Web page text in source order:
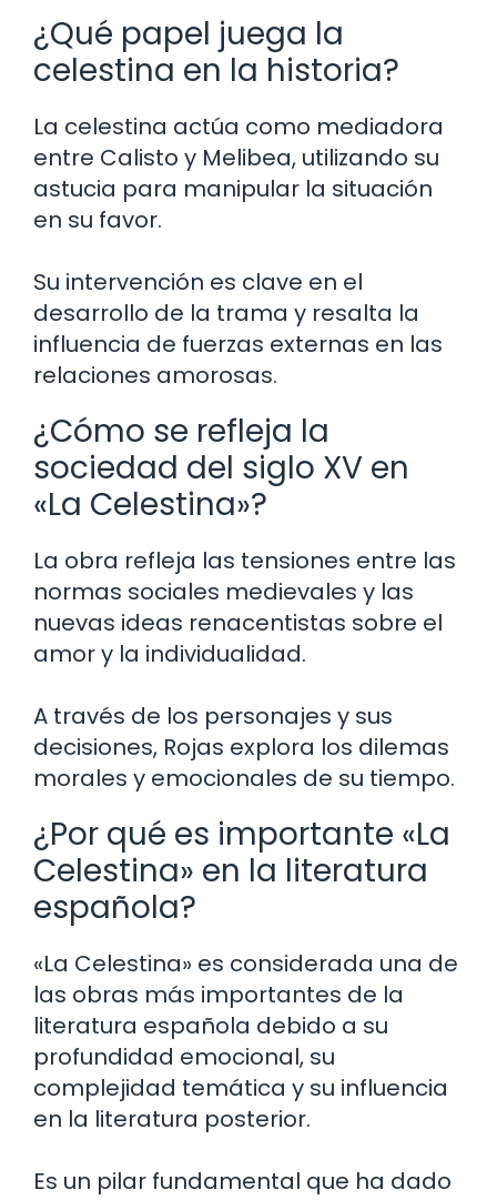
¿Qué papel juega la
celestina en la historia?
La celestina actúa como mediadora
entre Calisto y Melibea, utilizando su
astucia para manipular la situación
en su favor.
Su intervención es clave en el
desarrollo de la trama y resalta la
influencia de fuerzas externas en las
relaciones amorosas.
¿Cómo se refleja la
sociedad del siglo XV en
«La Celestina»?
La obra refleja las tensiones entre las
normas sociales medievales y las
nuevas ideas renacentistas sobre el
amor y la individualidad.
A través de los personajes y sus
decisiones, Rojas explora los dilemas
morales y emocionales de su tiempo.
¿Por qué es importante «La
Celestina» en la literatura
española?
«La Celestina» es considerada una de
las obras más importantes de la
literatura española debido a su
profundidad emocional, su
complejidad temática y su influencia
en la literatura posterior.
Es un pilar fundamental que ha dado